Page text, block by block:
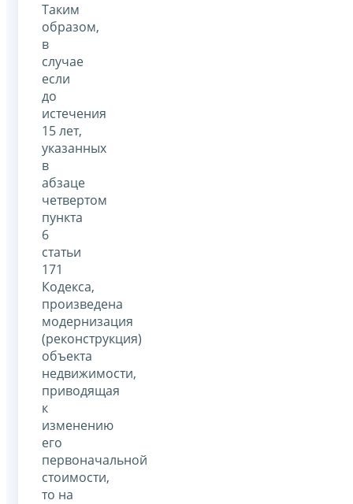
Таким
образом,
в
случае
если
до
истечения
15 лет,
указанных
в
абзаце
четвертом
пункта
6
статьи
171
Кодекса,
произведена
модернизация
(реконструкция)
объекта
недвижимости,
приводящая
к
изменению
его
первоначальной
стоимости,
то на